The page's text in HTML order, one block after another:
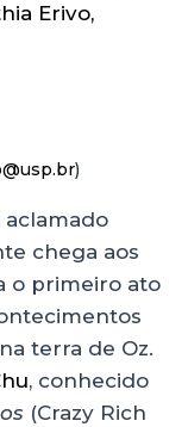
Erivo,
)
aclamado
chega aos
o primeiro ato
terra de Oz.
, conhecido
(Crazy Rich